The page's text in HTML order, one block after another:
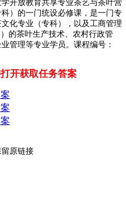
学开放教育共享专业茶艺与茶叶营
）的一门统设必修课，是一门专
化专业（专科），以及工商管理
）的茶叶生产技术、农村行政管
管理等专业学员。课程编号：
开获取任务答案
原链接